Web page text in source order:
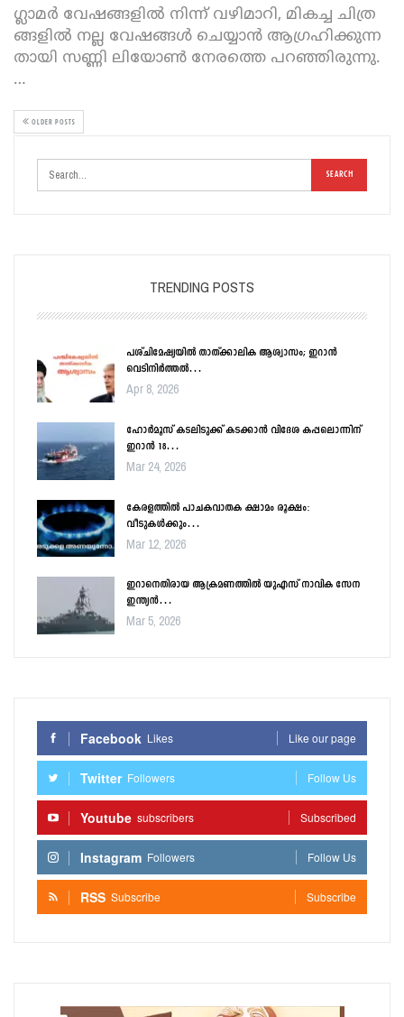
ഗ്ലാ​മ​ർ വേ​ഷ​ങ്ങ​ളി​ൽ നി​ന്ന് വ​ഴി​മാ​റി, മി​ക​ച്ച ചി​ത്ര​
ങ്ങ​ളി​ൽ ന​ല്ല വേ​ഷ​ങ്ങ​ൾ ചെ​യ്യാ​ൻ ആ​ഗ്ര​ഹി​ക്കു​ന്ന​
താ​യി സ​ണ്ണി ലിയോൺ നേ​ര​ത്തെ പ​റ​ഞ്ഞി​രു​ന്നു.
…
OLDER POSTS
TRENDING POSTS
പശ്ചിമേഷ്യയിൽ താത്ക്കാലിക ആശ്വാസം; ഇറാൻ
വെടിനിർത്തൽ…
Apr 8, 2026
ഹോർമൂസ് കടലിടുക്ക് കടക്കാൻ വിദേശ കപ്പലൊന്നിന്
ഇറാൻ 18…
Mar 24, 2026
കേരളത്തിൽ പാചകവാതക ക്ഷാമം രൂക്ഷം:
വീടുകൾക്കും…
Mar 12, 2026
ഇറാനെതിരായ ആക്രമണത്തിൽ യുഎസ് നാവിക സേന
ഇന്ത്യൻ…
Mar 5, 2026
Facebook Likes Like our page
Twitter Followers Follow Us
Youtube subscribers Subscribed
Instagram Followers Follow Us
RSS Subscribe Subscribe